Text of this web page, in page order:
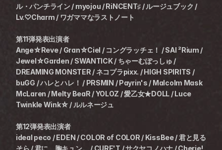
ル・パンチライン / myojou / RiNCENT♯ / ルージュブック /
Lv.♡Charm / ワガママなラストノート
第11弾発表出演者
Ange☆Reve / Gran☆Ciel / コングラッチェ！ / SAI ²Rium /
Jewel☆Garden / SWANTICK / ちゃーむぽっしゅ /
DREAMING MONSTER / ネコプラpixx. / HIGH SPIRITS /
buGG / ハレとハレ！ / PRSMIN / Payrin's / Malcolm Mask
McLaren / Melty BeaR / YOLOZ / 愛乙女★DOLL / Luce
Twinkle Wink☆ / ルルネージュ
第12弾発表出演者
ideal peco / EDEN / COLOR of COLOR / KissBee / 君と見る
そら / 君に、胸キュン。 / CURE'T / サクヤコノハナ / Cherie!